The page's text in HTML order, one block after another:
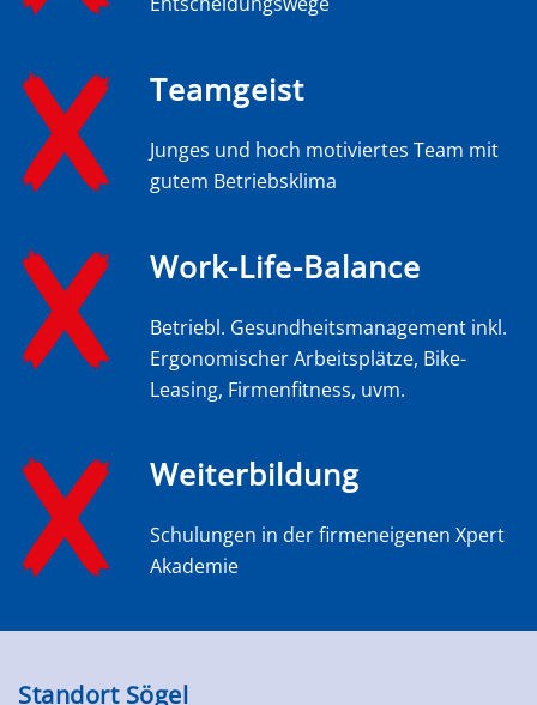
Teamgeist
Junges und hoch motiviertes Team mit
gutem Betriebsklima
Work-Life-Balance
Betriebl. Gesundheitsmanagement inkl.
Ergonomischer Arbeitsplätze, Bike-
Leasing, Firmenfitness, uvm.
Weiterbildung
Schulungen in der firmeneigenen Xpert
Akademie
Standort Sögel